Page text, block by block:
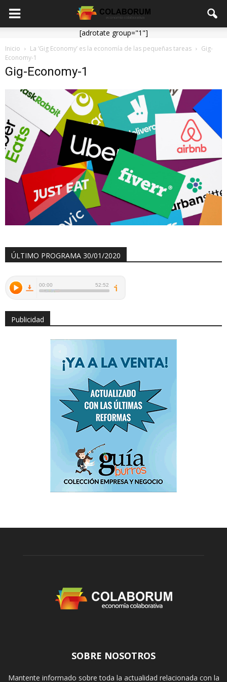
[adrotate group="1"]
Inicio La ‘Gig Economy’ es la economía de las pequeñas tareas
Gig-
Economy-1
Gig-Economy-1
ÚLTIMO PROGRAMA 30/01/2020
Publicidad
SOBRE NOSOTROS
Mantente informado sobre toda la actualidad relacionada con la